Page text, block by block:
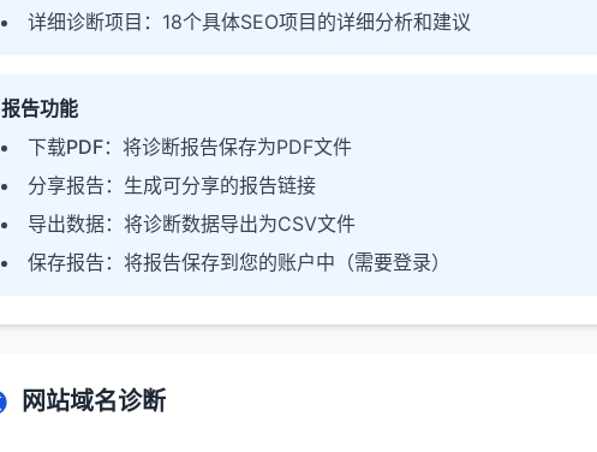
详细诊断项目 ：18个具体SEO项目的详细分析和建议
报告功能
下载PDF：将诊断报告保存为PDF文件
分享报告 ：生成可分享的报告链接
导出数据：将诊断数据导出为CSV文件
保存报告 ：将报告保存到您的账户中（需要登录）
网站域名诊断